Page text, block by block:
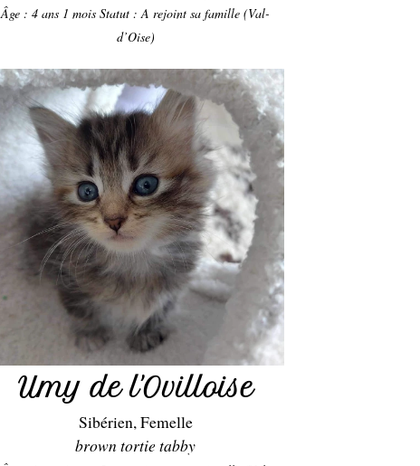
Âge : 4 ans 1 moisStatut : A rejoint sa famille (Val-
d’Oise)
Umy de l'Ovilloise
Sibérien, Femelle
brown tortie tabby